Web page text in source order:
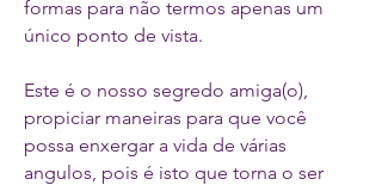
formas para não termos apenas um
único ponto de vista.
Este é o nosso segredo amiga(o),
propiciar maneiras para que você
possa enxergar a vida de várias
angulos, pois é isto que torna o ser